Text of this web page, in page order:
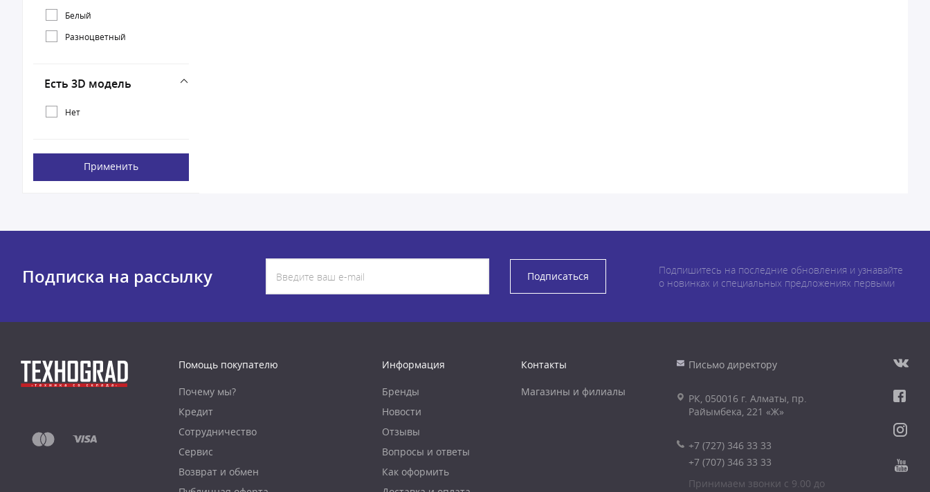
U My Crush
До Луны и Обратно
Белый
Разноцветный
Есть 3D модель
Нет
Применить
Подписка на рассылку Подписаться
Подпишитесь на последние обновления и узнавайте
о новинках и специальных предложениях первыми
Помощь покупателю
Почему мы?
Кредит
Сотрудничество
Сервис
Возврат и обмен
Информация
Бренды
Новости
Отзывы
Вопросы и ответы
Как оформить
Контакты
Магазины и филиалы
Письмо директору
РК, 050016 г. Алматы, пр.
Райымбека, 221 «Ж»
+7 (727) 346 33 33
+7 (707) 346 33 33
Принимаем звонки с 9.00 до